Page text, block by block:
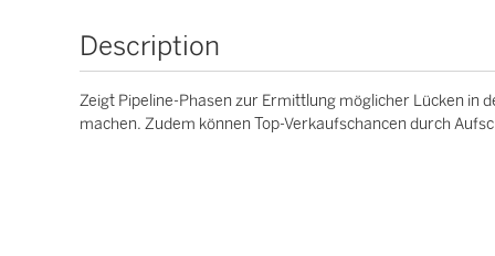
Description
Zeigt Pipeline-Phasen zur Ermittlung möglicher Lücken in
machen. Zudem können Top-Verkaufschancen durch